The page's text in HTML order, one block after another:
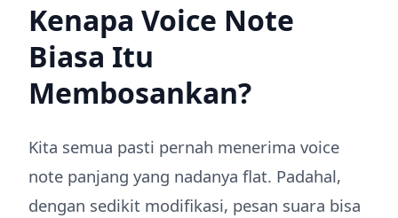
Kenapa Voice Note
Biasa Itu
Membosankan?
Kita semua pasti pernah menerima voice
note panjang yang nadanya flat. Padahal,
dengan sedikit modifikasi, pesan suara bisa